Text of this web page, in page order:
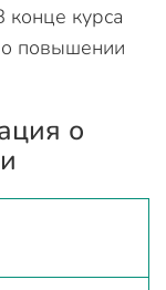
конце курса
повышении
о